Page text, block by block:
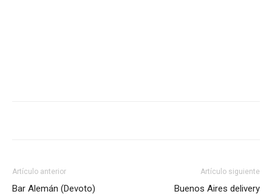
Artículo anterior
Bar Alemán (Devoto)
Artículo siguiente
Buenos Aires delivery